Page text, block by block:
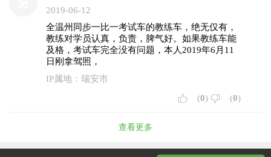
2019-06-12
全温州同步一比一考试车的教练车，绝无仅有，
教练对学员认真，负责，脾气好。如果教练车能
及格，考试车完全没有问题，本人2019年6月11
日刚拿驾照，
IP属地：瑞安市
(0) (0)
查看更多